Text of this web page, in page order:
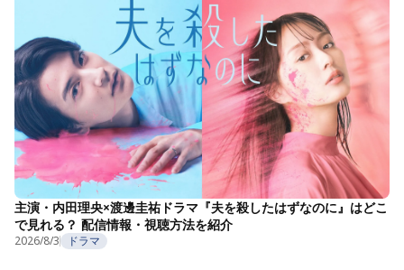
主演・内田理央×渡邊圭祐ドラマ『夫を殺したはずなのに』はどこ
で見れる？ 配信情報・視聴方法を紹介
2026/8/3 ドラマ